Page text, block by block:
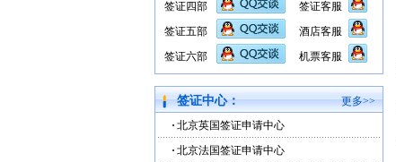
签证四部
签证五部
签证六部
签证客服
酒店客服
机票客服
签证中心：
更多>>
北京英国签证申请中心
北京法国签证申请中心